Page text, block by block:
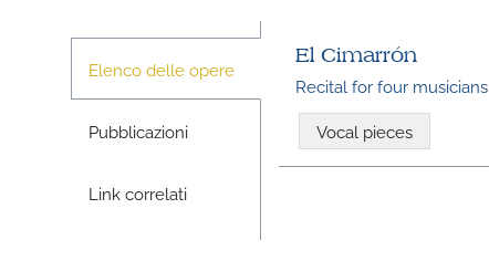
Elenco delle opere
Pubblicazioni
Link correlati
El Cimarrón
Recital for four musicians
Vocal pieces